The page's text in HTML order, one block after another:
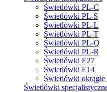
Świetlówki PL-C
Świetlówki PL-S
Świetlówki PL-L
Świetlówki PL-T
Świetlówki PL-Q
Świetlówki PL-R
Świetlówki E27
Świetlówki E14
Świetlówki
Świetlówki